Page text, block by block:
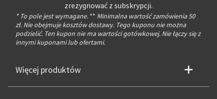
zrezygnować z subskrypcji.
* To pole jest wymagane. ** Minimalna wartość zamówienia 50
zł. Nie obejmuje kosztów dostawy. Tego kuponu nie można
podzielić. Ten kupon nie ma wartości gotówkowej. Nie łączy się z
innymi kuponami lub ofertami.
Więcej produktów